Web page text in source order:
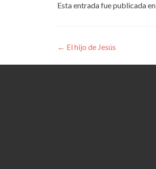
Esta entrada fue publicada en
Navegación
de
← El hijo de Jesús